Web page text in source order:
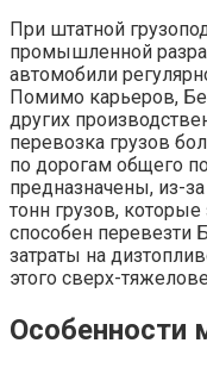
При штатной
промышленной
автомобили
Помимо карьеров,
других
перевозка грузов
по дорогам общего
предназначены, из-
тонн грузов,
способен перевезти
затраты на
этого сверх-
Особенности